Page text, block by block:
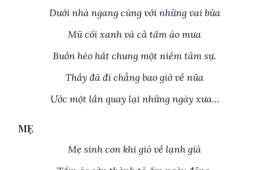
Dưới nhà ngang cùng với những vai bừa
Mũ cối xanh và cả tấm áo mưa
Buồn héo hắt chung một niềm tâm sự.
Thầy đã đi chẳng bao giờ về nữa
Ước một lần quay lại những ngày xưa…
MẸ
Mẹ sinh con khi gió về lạnh giá